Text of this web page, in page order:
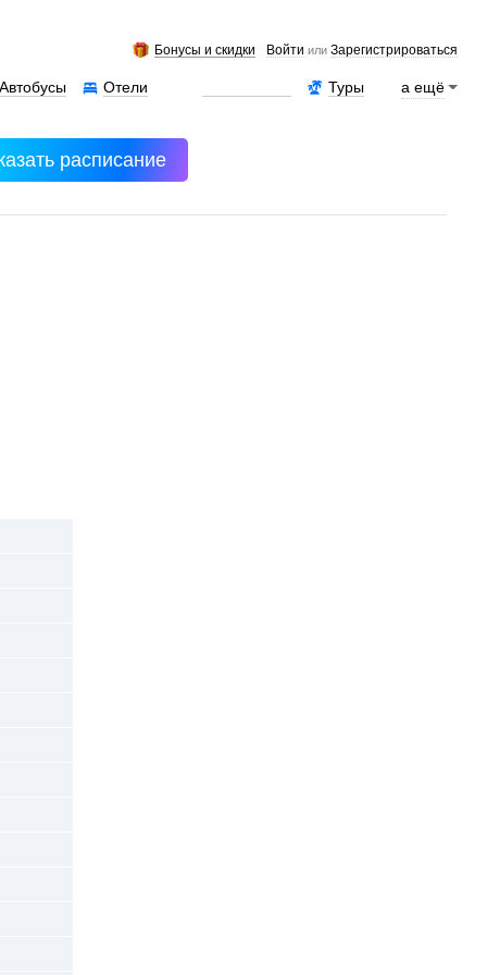
Бонусы и скидки Войти илиЗарегистрироваться
а ещё
Туры
Отели
Автобусы
расписание